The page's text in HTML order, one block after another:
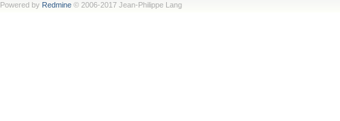
Powered by Redmine© 2006-2017 Jean-Philippe Lang